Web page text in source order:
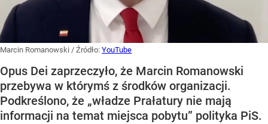
Marcin Romanowski / Źródło: YouTube
Opus Dei zaprzeczyło, że Marcin Romanowski
przebywa w którymś z środków organizacji.
Podkreślono, że „władze Prałatury nie mają
informacji na temat miejsca pobytu” polityka PiS.